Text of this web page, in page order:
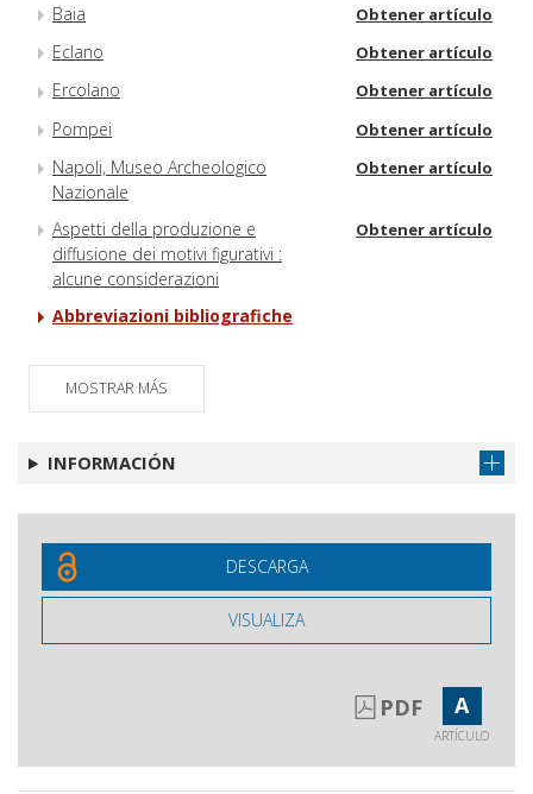
Baia Obtener artículo
Eclano Obtener artículo
Ercolano Obtener artículo
Pompei Obtener artículo
Napoli, Museo Archeologico
Nazionale
Obtener artículo
Aspetti della produzione e
diffusione dei motivi figurativi :
alcune considerazioni
Obtener artículo
Abbreviazioni bibliografiche
MOSTRAR MÁS
INFORMACIÓN
DESCARGA
VISUALIZA
PDF A
ARTÍCULO